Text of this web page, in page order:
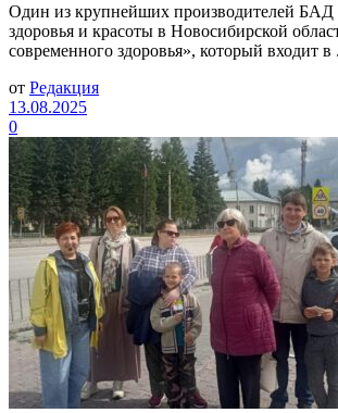
Один из крупнейших производителей БАД
здоровья и красоты в Новосибирской
современного здоровья», который входит в
от Редакция
13.08.2025
0